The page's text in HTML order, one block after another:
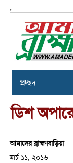
,
প্রচ্ছদ
ডিশ
আমাদের ব্রাহ্মণবাড়িয়া
মার্চ ১১, ২০১৬